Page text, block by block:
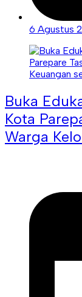
6 Agustus
Buka
Kota
Warga